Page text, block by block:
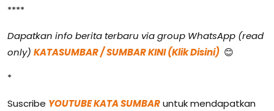
****
Dapatkan info berita terbaru via group WhatsApp (read
only) KATASUMBAR / SUMBAR KINI (Klik Disini) 😊
*
Suscribe YOUTUBE KATA SUMBARuntuk mendapatkan